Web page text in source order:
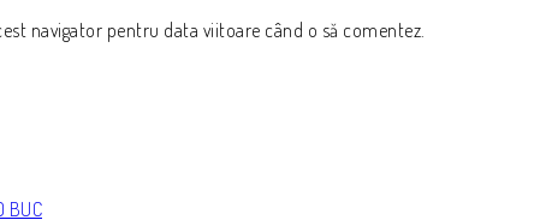
navigator pentru data viitoare când o să comentez.